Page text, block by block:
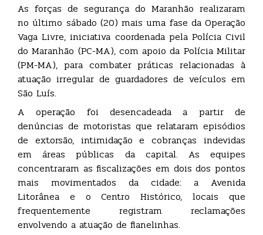
As forças de segurança do Maranhão realizaram
no último sábado (20) mais uma fase da Operação
Vaga Livre, iniciativa coordenada pela Polícia Civil
do Maranhão (PC-MA), com apoio da Polícia Militar
(PM-MA), para combater práticas relacionadas à
atuação irregular de guardadores de veículos em
São Luís.
A operação foi desencadeada a partir de
denúncias de motoristas que relataram episódios
de extorsão, intimidação e cobranças indevidas
em áreas públicas da capital. As equipes
concentraram as fiscalizações em dois dos pontos
mais movimentados da cidade: a Avenida
Litorânea e o Centro Histórico, locais que
frequentemente registram reclamações
envolvendo a atuação de flanelinhas.